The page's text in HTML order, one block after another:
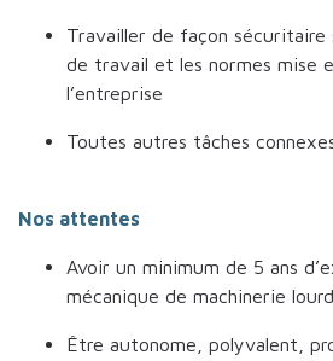
Travailler de façon sécuritaire
de travail et les normes mise
l’entreprise
Toutes autres tâches
Nos attentes
Avoir un minimum de 5 ans
mécanique de machinerie
Être autonome, polyvalent,